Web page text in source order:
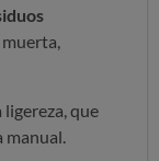
que
manual.